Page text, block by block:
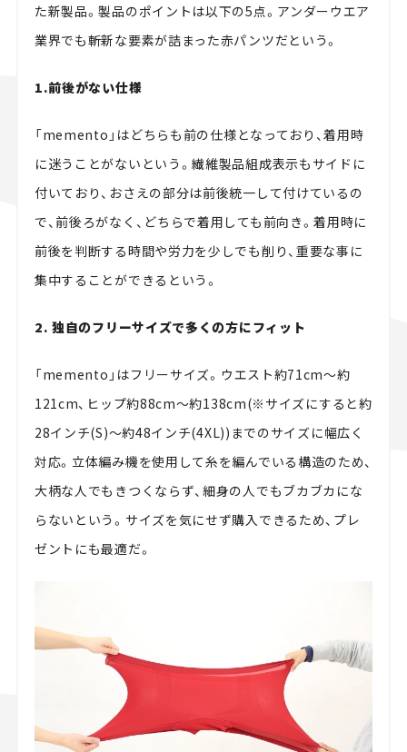
た新製品。製品のポイントは以下の5点。アンダーウエア
業界でも斬新な要素が詰まった赤パンツだという。
1.前後がない仕様
「memento」はどちらも前の仕様となっており、着用時
に迷うことがないという。繊維製品組成表示もサイドに
付いており、おさえの部分は前後統一して付けているの
で、前後ろがなく、どちらで着用しても前向き。着用時に
前後を判断する時間や労力を少しでも削り、重要な事に
集中することができるという。
2. 独自のフリーサイズで多くの方にフィット
「memento」はフリーサイズ。ウエスト約71cm～約
121cm、ヒップ約88cm～約138cm(※サイズにすると約
28インチ(S)～約48インチ(4XL))までのサイズに幅広く
対応。立体編み機を使用して糸を編んでいる構造のため、
大柄な人でもきつくならず、細身の人でもブカブカにな
らないという。サイズを気にせず購入できるため、プレ
ゼントにも最適だ。